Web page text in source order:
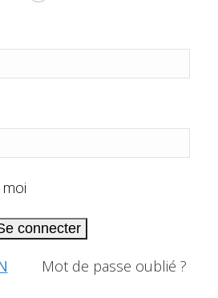
connecter
Mot de passe oublié ?